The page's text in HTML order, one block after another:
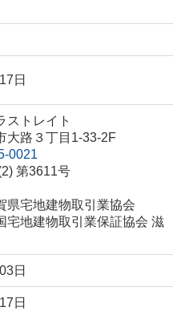
日
ストレイト
大路３丁目1-33-2F
0021
第3611号
県宅地建物取引業協会
宅地建物取引業保証協会 滋
日
日